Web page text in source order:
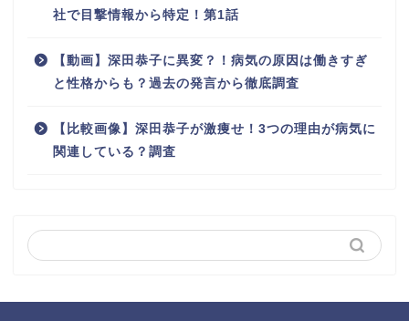
社で目撃情報から特定！第1話
【動画】深田恭子に異変？！病気の原因は働きすぎ
と性格からも？過去の発言から徹底調査
【比較画像】深田恭子が激痩せ！3つの理由が病気に
関連している？調査